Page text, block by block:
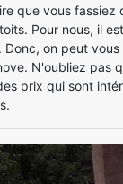
que vous fassiez
Pour nous, il
Donc, on peut
N'oubliez pas
prix qui sont